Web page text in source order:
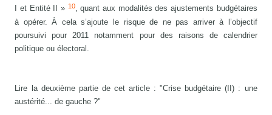
I et Entité II » 10, quant aux modalités des ajustements budgétaires
à opérer. À cela s’ajoute le risque de ne pas arriver à l’objectif
poursuivi pour 2011 notamment pour des raisons de calendrier
politique ou électoral.
Lire la deuxième partie de cet article : "Crise budgétaire (II) : une
austérité... de gauche ?"